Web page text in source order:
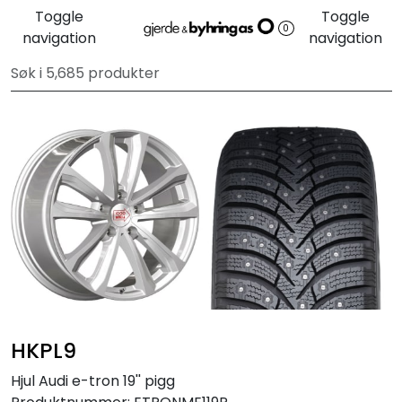
Skip to main content
Toggle
navigation
0
Toggle
navigation
HKPL9
Hjul Audi e-tron 19'' pigg
Personbil
Felger
Lastebil
Buss
Anlegg